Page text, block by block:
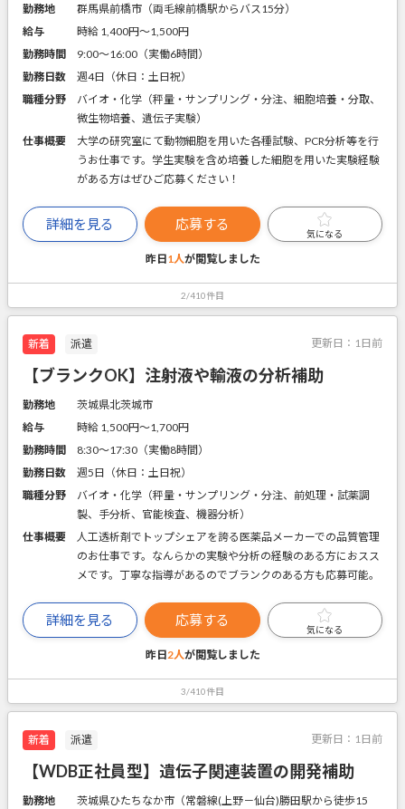
勤務地
群馬県前橋市（両毛線前橋駅からバス15分）
給与
時給 1,400円〜1,500円
勤務時間
9:00～16:00（実働6時間）
勤務日数
週4日（休日：土日祝）
職種分野
バイオ・化学（秤量・サンプリング・分注、細胞培養・分取、
微生物培養、遺伝子実験）
仕事概要
大学の研究室にて動物細胞を用いた各種試験、PCR分析等を行
うお仕事です。学生実験を含め培養した細胞を用いた実験経験
がある方はぜひご応募ください！
詳細を見る 応募する
気になる
昨日1人が閲覧しました
2/410件目
新着 派遣 更新日： 1日前
【ブランクOK】注射液や輸液の分析補助
勤務地
茨城県北茨城市
給与
時給 1,500円〜1,700円
勤務時間
8:30～17:30（実働8時間）
勤務日数
週5日（休日：土日祝）
職種分野
バイオ・化学（秤量・サンプリング・分注、前処理・試薬調
製、手分析、官能検査、機器分析）
仕事概要
人工透析剤でトップシェアを誇る医薬品メーカーでの品質管理
のお仕事です。なんらかの実験や分析の経験のある方におスス
メです。丁寧な指導があるのでブランクのある方も応募可能。
詳細を見る 応募する
気になる
昨日2人が閲覧しました
3/410件目
新着 派遣 更新日： 1日前
【WDB正社員型】遺伝子関連装置の開発補助
勤務地
茨城県ひたちなか市（常磐線(上野－仙台)勝田駅から徒歩15